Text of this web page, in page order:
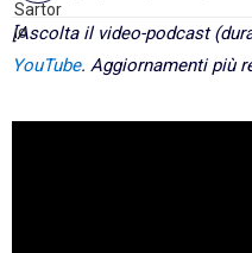
[Ascolta il video-podcast
YouTube. Aggiornamenti più